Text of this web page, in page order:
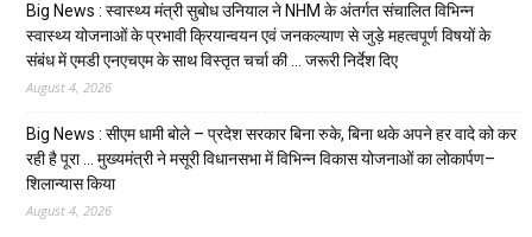
Big News : स्वास्थ्य मंत्री सुबोध उनियाल ने NHM के अंतर्गत संचालित विभिन्न
स्वास्थ्य योजनाओं के प्रभावी क्रियान्वयन एवं जनकल्याण से जुड़े महत्वपूर्ण विषयों के
संबंध में एमडी एनएचएम के साथ विस्तृत चर्चा की … जरूरी निर्देश दिए
August 4, 2026
Big News : सीएम धामी बोले – प्रदेश सरकार बिना रुके, बिना थके अपने हर वादे को कर
रही है पूरा … मुख्यमंत्री ने मसूरी विधानसभा में विभिन्न विकास योजनाओं का लोकार्पण–
शिलान्यास किया
August 4, 2026